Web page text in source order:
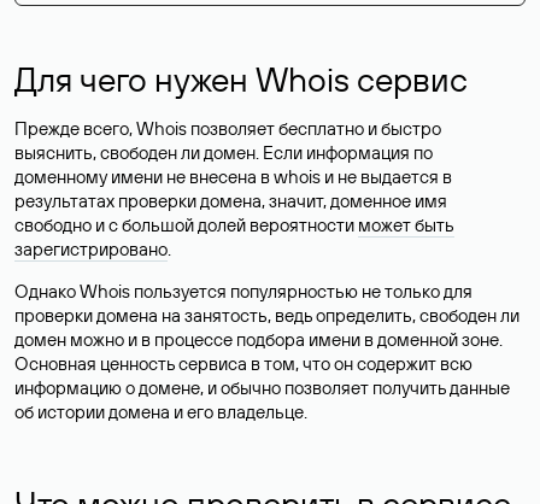
Для чего нужен Whois сервис
Прежде всего, Whois позволяет бесплатно и быстро
выяснить, свободен ли домен. Если информация по
доменному имени не внесена в whois и не выдается в
результатах проверки домена, значит, доменное имя
свободно и с большой долей вероятности может быть
зарегистрировано.
Однако Whois пользуется популярностью не только для
проверки домена на занятость, ведь определить, свободен ли
домен можно и в процессе подбора имени в доменной зоне.
Основная ценность сервиса в том, что он содержит всю
информацию о домене, и обычно позволяет получить данные
об истории домена и его владельце.